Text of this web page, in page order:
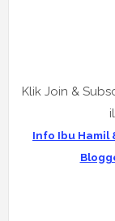
Klik Join &
Info Ibu Hamil